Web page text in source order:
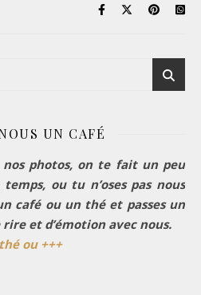
UN CAFÉ
nos photos, on te fait un peu
ou tu n’oses pas nous
café ou un thé et passes un
et d’émotion avec nous.
ou +++